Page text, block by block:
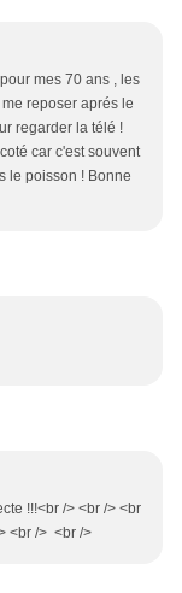
mes 70 ans , les
reposer aprés le
regarder la télé !
car c'est souvent
le poisson ! Bonne
!!!<br /> <br /> <br
<br /> <br />